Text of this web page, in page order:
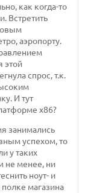
как когда-то
Встретить
аэропорту.
этой
спрос, т.к.
И тут
x86?
занимались
успехом, то
у таких
не менее, ни
ноут- и
полке магазина